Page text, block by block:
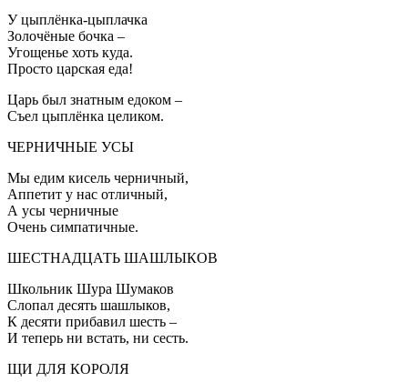
У цыплёнка-цыплачка
Золочёные бочка –
Угощенье хоть куда.
Просто царская еда!
Царь был знатным едоком –
Съел цыплёнка целиком.
ЧЕРНИЧНЫЕ УСЫ
Мы едим кисель черничный,
Аппетит у нас отличный,
А усы черничные
Очень симпатичные.
ШЕСТНАДЦАТЬ ШАШЛЫКОВ
Школьник Шура Шумаков
Слопал десять шашлыков,
К десяти прибавил шесть –
И теперь ни встать, ни сесть.
ЩИ ДЛЯ КОРОЛЯ